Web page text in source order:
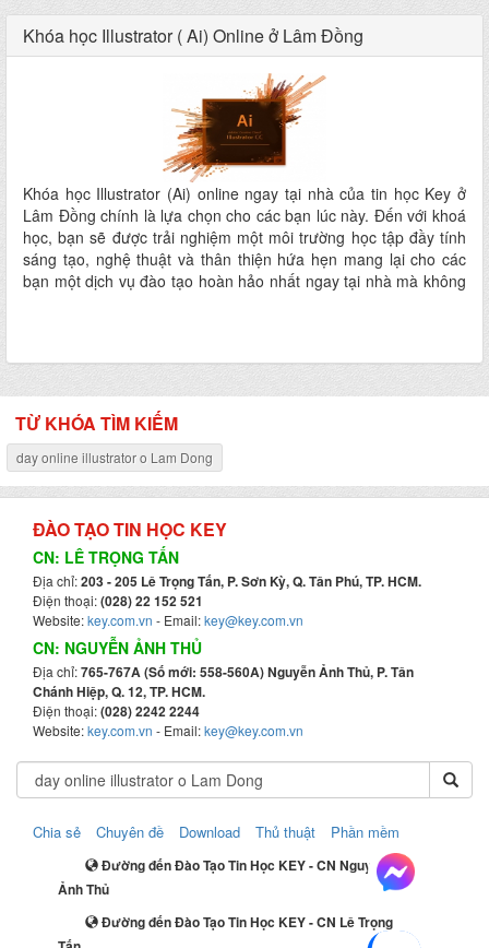
Khóa học Illustrator ( Ai) Online ở Lâm Đồng
Khóa học Illustrator (Ai) online ngay tại nhà của tin học Key ở
Lâm Đồng chính là lựa chọn cho các bạn lúc này. Đến với khoá
học, bạn sẽ được trải nghiệm một môi trường học tập đầy tính
sáng tạo, nghệ thuật và thân thiện hứa hẹn mang lại cho các
bạn một dịch vụ đào tạo hoàn hảo nhất ngay tại nhà mà không
TỪ KHÓA TÌM KIẾM
day online illustrator o Lam Dong
ĐÀO TẠO TIN HỌC KEY
CN: LÊ TRỌNG TẤN
Địa chỉ:203 - 205 Lê Trọng Tấn, P. Sơn Kỳ, Q. Tân Phú, TP. HCM.
Điện thoại:(028) 22 152 521
Website:key.com.vn - Email:key@key.com.vn
CN: NGUYỄN ẢNH THỦ
Địa chỉ:765-767A (Số mới: 558-560A) Nguyễn Ảnh Thủ, P. Tân
Chánh Hiệp, Q. 12, TP. HCM.
Điện thoại:(028) 2242 2244
Website:key.com.vn - Email:key@key.com.vn
Chia sẻ Chuyên đề Download Thủ thuật Phần mềm
Đường đến Đào Tạo Tin Học KEY - CN Nguyễn
Ảnh Thủ
Đường đến Đào Tạo Tin Học KEY - CN Lê Trọng